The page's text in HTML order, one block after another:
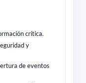
crítica.
y
de eventos